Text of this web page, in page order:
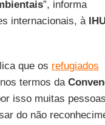
”, informa
internacionais, à
que os refugiados
termos da
isso muitas pessoas
do não